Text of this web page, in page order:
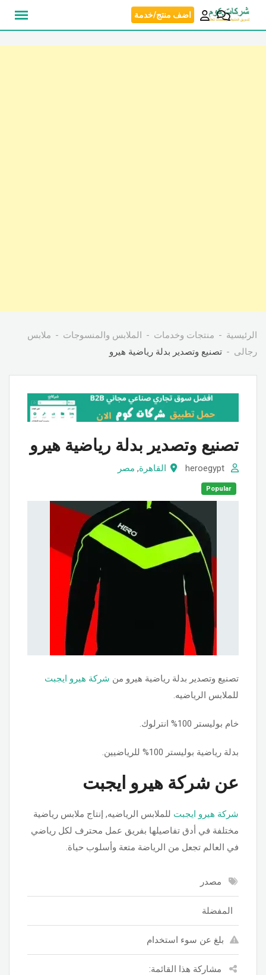
انتقل
اضف منتج/خدمة
الرئيسية منتجات وخدمات الملابس والمنسوجات
ملابس
رجالى
تصنيع وتصدير بدلة رياضية هيرو
تصنيع وتصدير بدلة رياضية هيرو
القاهرة, مصر
Popular
تصنيع وتصدير بدلة رياضية هيرو من شركة هيرو ايجبت
للملابس الرياضيه.
خام بوليستر 100% انترلوك.
بدلة رياضية بوليستر 100% للرياضيين.
عن شركة هيرو ايجبت
شركة هيرو ايجبت للملابس الرياضيه, إنتاج ملابس رياضية
مختلفة في أدق تفاصيلها بفريق عمل محترف لكل رياضي
في العالم تجعل من الرياضة متعة وأسلوب حياة.
مصدر
المفضلة
بلغ عن سوء استخدام
مشاركة هذا القائمة: